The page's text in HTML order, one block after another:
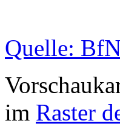
Quelle:
im Raster